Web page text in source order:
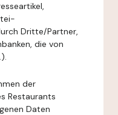
Dritte/Partner,
die von
der
Restaurants
Daten